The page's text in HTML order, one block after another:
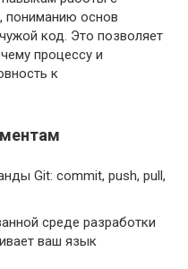
пониманию основ
код. Это позволяет
процессу и
к
Git: commit, push, pull,
среде разработки
ваш язык